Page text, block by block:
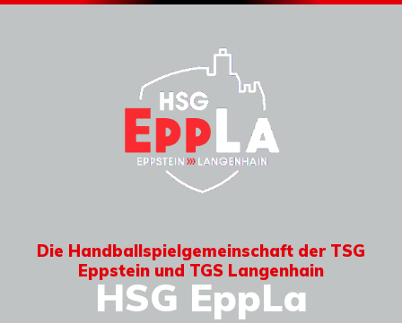
Die Handballspielgemeinschaft der TSG
Eppstein und TGS Langenhain
HSG EppLa